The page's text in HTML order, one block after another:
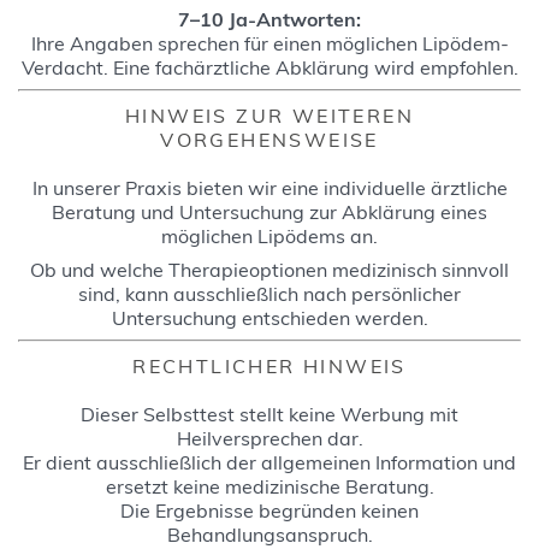
7–10 Ja-Antworten:
Ihre Angaben sprechen für einen möglichen Lipödem-
Verdacht. Eine fachärztliche Abklärung wird empfohlen.
HINWEIS ZUR WEITEREN
VORGEHENSWEISE
In unserer Praxis bieten wir eine individuelle ärztliche
Beratung und Untersuchung zur Abklärung eines
möglichen Lipödems an.
Ob und welche Therapieoptionen medizinisch sinnvoll
sind, kann ausschließlich nach persönlicher
Untersuchung entschieden werden.
RECHTLICHER HINWEIS
Dieser Selbsttest stellt keine Werbung mit
Heilversprechen dar.
Er dient ausschließlich der allgemeinen Information und
ersetzt keine medizinische Beratung.
Die Ergebnisse begründen keinen
Behandlungsanspruch.